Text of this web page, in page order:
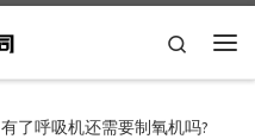
Search
有了呼吸机还需要制氧机吗?